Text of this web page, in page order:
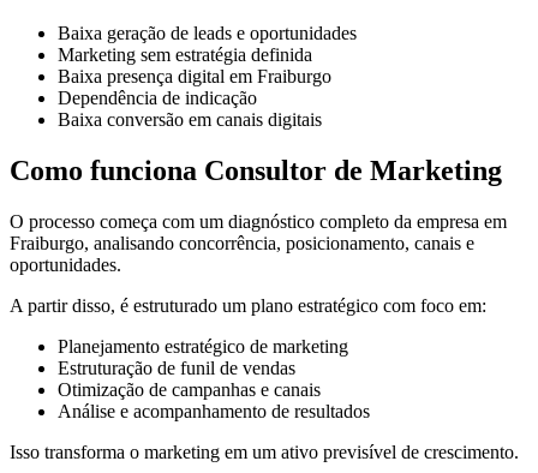
Baixa geração de leads e oportunidades
Marketing sem estratégia definida
Baixa presença digital em Fraiburgo
Dependência de indicação
Baixa conversão em canais digitais
Como funciona Consultor de Marketing
O processo começa com um diagnóstico completo da empresa em
Fraiburgo, analisando concorrência, posicionamento, canais e
oportunidades.
A partir disso, é estruturado um plano estratégico com foco em:
Planejamento estratégico de marketing
Estruturação de funil de vendas
Otimização de campanhas e canais
Análise e acompanhamento de resultados
Isso transforma o marketing em um ativo previsível de crescimento.